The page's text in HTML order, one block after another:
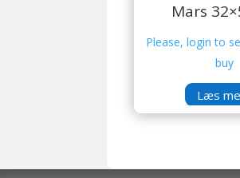
Mars
Please, login to
buy
Læs